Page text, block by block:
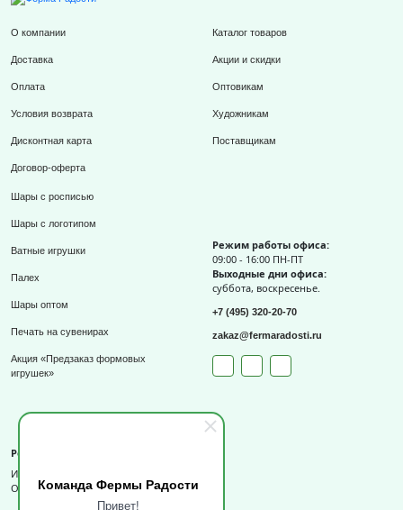
Команда Фермы Радости
Привет!
О компании
Доставка
Оплата
Условия возврата
Дисконтная карта
Договор-оферта
Каталог товаров
Акции и скидки
Оптовикам
Художникам
Поставщикам
Шары с росписью
Шары с логотипом
Ватные игрушки
Палех
Шары оптом
Печать на сувенирах
Акция «Предзаказ формовых
игрушек»
Режим работы офиса:
09:00 - 16:00 ПН-ПТ
Выходные дни офиса:
суббота, воскресенье.
+7 (495) 320-20-70
zakaz@fermaradosti.ru
Реквизиты
ИП Слизов Е.П.
ОГРНИП: 324508100709727,